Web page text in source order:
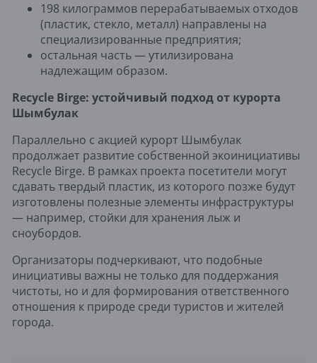
198 килограммов перерабатываемых отходов
(пластик, стекло, металл) направлены на
специализированные предприятия;
остальная часть — утилизирована
надлежащим образом.
Recycle Birge: устойчивый подход от курорта
Шымбулак
Параллельно с акцией курорт Шымбулак
продолжает развитие собственной экоинициативы
Recycle Birge. В рамках проекта посетители могут
сдавать твердый пластик, из которого позже будут
изготовлены полезные элементы инфраструктуры
— например, стойки для хранения лыж и
сноубордов.
Организаторы подчеркивают, что подобные
инициативы важны не только для поддержания
чистоты, но и для формирования ответственного
отношения к природе среди туристов и жителей
города.